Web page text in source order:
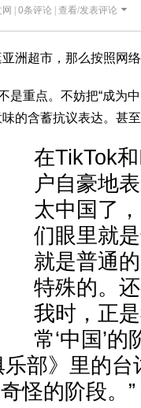
| 0条评论 | 查看/发表评论
洲超市，那么按照网
是重点。不妨把“成为
的含蓄抗议表达。甚
在TikTok
户自豪地
太中国了
们眼里就
就是普通
特殊的。
我时，正
常‘中国’
部》里的台
怪的阶段。”